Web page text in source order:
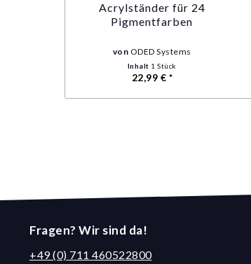
Acrylständer für 24
Pigmentfarben
von ODED Systems
Inhalt 1 Stück
22,99 € *
Fragen? Wir sind da!
+49 (0) 711 460522800